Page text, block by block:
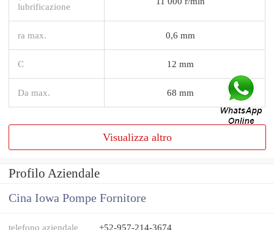
lubrificazione
ra max. 0,6 mm
C 12 mm
Da max. 68 mm
Visualizza altro
Profilo Aziendale
Cina Iowa Pompe Fornitore
telefono aziendale +52-957-214-3674